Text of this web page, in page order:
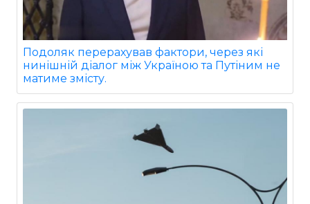
Подоляк перерахував фактори, через які
нинішній діалог між Україною та Путіним не
матиме змісту.